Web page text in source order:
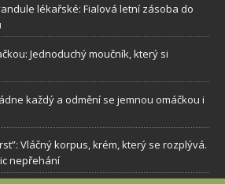
lékařské: Fialová letní zásoba do
Jednoduchý moučník, který si
každý a odmění se jemnou omáčkou i
Vláčný korpus, krém, který se rozplývá.
nepřehání